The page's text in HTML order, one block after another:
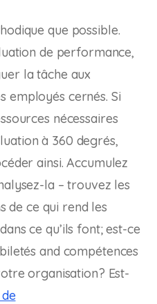
que possible.
de performance,
la tâche aux
employés cernés. Si
nécessaires
à 360 degrés,
ainsi. Accumulez
la – trouvez les
de ce qui rend les
ce qu’ils font; est-ce
and compétences
organisation? Est-